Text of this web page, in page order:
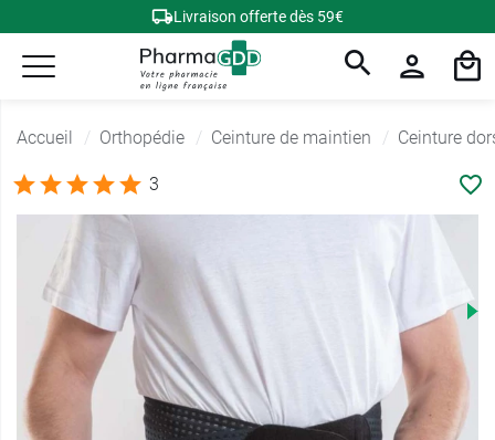
Livraison offerte dès 59€
Accueil Orthopédie Ceinture de maintien Ceinture
3